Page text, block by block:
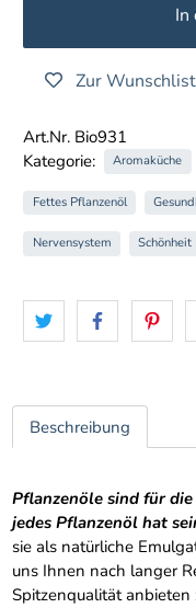
In
Zur
Art.Nr. Bio931
Kategorie:
Aromaküche
Fettes Pflanzenöl
Nervensystem Schönheit
Beschreibung
Pflanzenöle sind für
jedes Pflanzenöl hat
sie als natürliche
uns Ihnen nach langer
Spitzenqualität anbieten